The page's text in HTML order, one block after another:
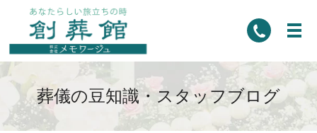
葬儀の豆知識・スタッフブログ